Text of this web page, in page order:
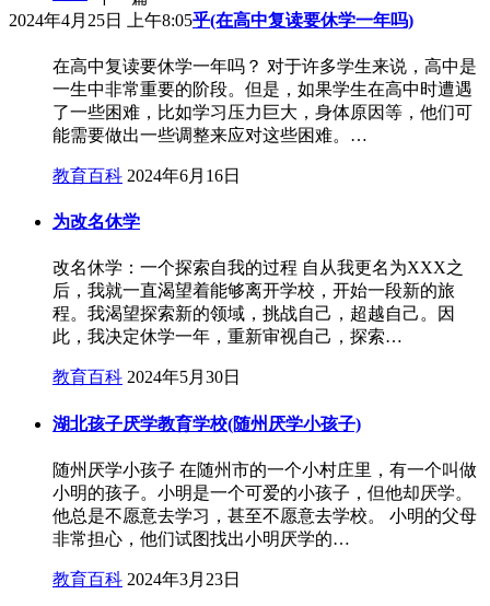
2024年4月25日 上午8:05乎(在高中复读要休学一年吗)
在高中复读要休学一年吗？ 对于许多学生来说，高中是
一生中非常重要的阶段。但是，如果学生在高中时遭遇
了一些困难，比如学习压力巨大，身体原因等，他们可
能需要做出一些调整来应对这些困难。…
教育百科 2024年6月16日
为改名休学
改名休学：一个探索自我的过程 自从我更名为XXX之
后，我就一直渴望着能够离开学校，开始一段新的旅
程。我渴望探索新的领域，挑战自己，超越自己。因
此，我决定休学一年，重新审视自己，探索…
教育百科 2024年5月30日
湖北孩子厌学教育学校(随州厌学小孩子)
随州厌学小孩子 在随州市的一个小村庄里，有一个叫做
小明的孩子。小明是一个可爱的小孩子，但他却厌学。
他总是不愿意去学习，甚至不愿意去学校。 小明的父母
非常担心，他们试图找出小明厌学的…
教育百科 2024年3月23日